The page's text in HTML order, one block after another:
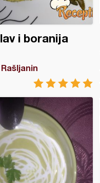
i boranija